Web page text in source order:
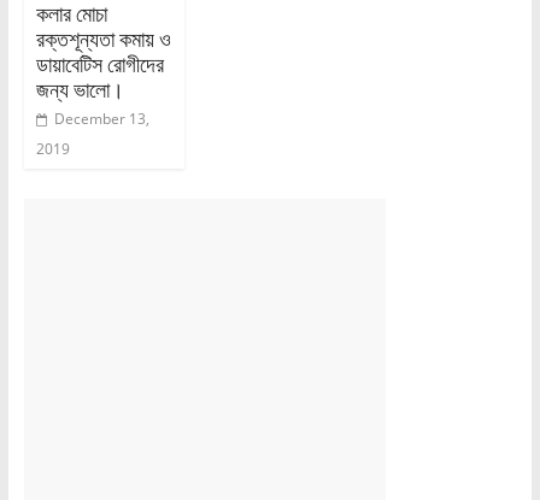
কলার মোচা
রক্তশূন্যতা কমায় ও
ডায়াবেটিস রোগীদের
জন্য ভালো।
December 13,
2019